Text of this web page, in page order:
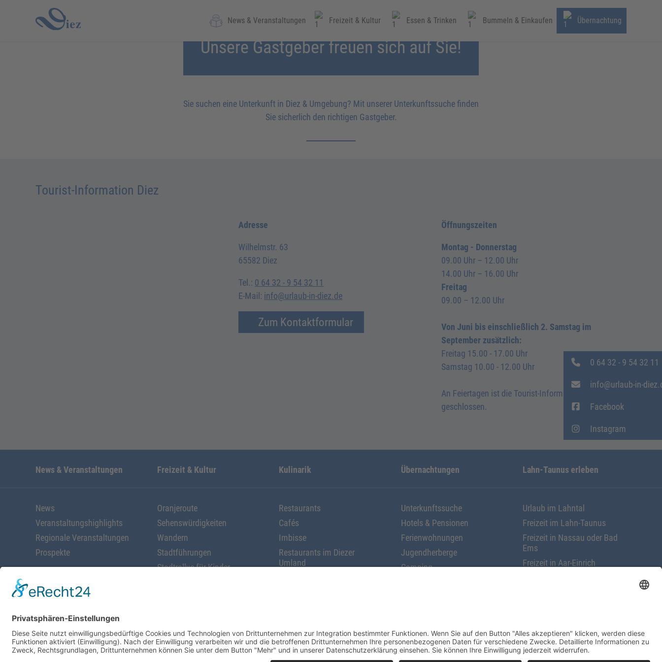
News & Veranstaltungen Freizeit & Kultur Essen & Trinken Bummeln & Einkaufen Übernachtung
Unsere Gastgeber freuen sich auf Sie!
URLAUB IN DIEZ
Sie suchen eine Unterkunft in Diez & Umgebung? Mit unserer Unterkunftssuche finden
Sie sicherlich den richtigen Gastgeber.
Tourist-Information Diez
Adresse
Wilhelmstr. 63
65582 Diez
Tel.: 0 64 32 - 9 54 32 11
E-Mail: info@urlaub-in-diez.de
Zum Kontaktformular
Öffnungszeiten
Montag - Donnerstag
09.00 Uhr – 12.00 Uhr
14.00 Uhr – 16.00 Uhr
Freitag
09.00 – 12.00 Uhr
Von Juni bis einschließlich 2. Samstag im
September zusätzlich:
Freitag 15.00 - 17.00 Uhr
Samstag 10.00 - 12.00 Uhr
An Feiertagen ist die Tourist-Information Diez
geschlossen.
News & Veranstaltungen
News
Veranstaltungshighlights
Regionale Veranstaltungen
Prospekte
Freizeit & Kultur
Oranjeroute
Sehenswürdigkeiten
Wandern
Stadtführungen
Stadtrallye für Kinder
Kulinarik
Restaurants
Cafés
Imbisse
Restaurants im Diezer
Umland
Übernachtungen
Unterkunftssuche
Hotels & Pensionen
Ferienwohnungen
Jugendherberge
Camping
Lahn-Taunus erleben
Urlaub im Lahntal
Freizeit im Lahn-Taunus
Freizeit in Nassau oder Bad
Ems
Freizeit in Aar-Einrich
0 64 32 - 9 54 32 11
info@urlaub-in-
Facebook
Instagram